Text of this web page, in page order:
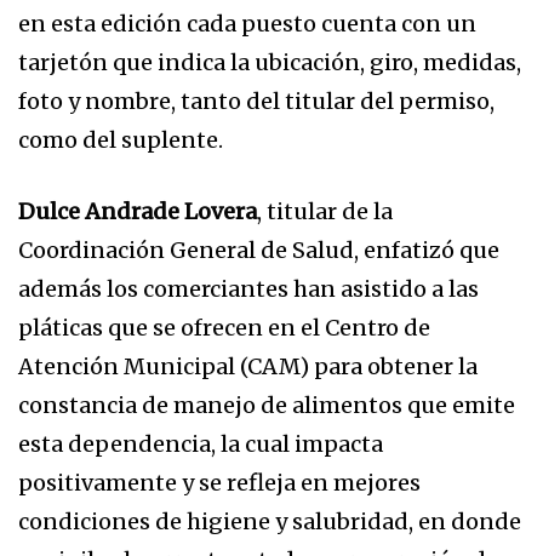
en esta edición cada puesto cuenta con un
tarjetón que indica la ubicación, giro, medidas,
foto y nombre, tanto del titular del permiso,
como del suplente.
Dulce Andrade Lovera, titular de la
Coordinación General de Salud, enfatizó que
además los comerciantes han asistido a las
pláticas que se ofrecen en el Centro de
Atención Municipal (CAM) para obtener la
constancia de manejo de alimentos que emite
esta dependencia, la cual impacta
positivamente y se refleja en mejores
condiciones de higiene y salubridad, en donde